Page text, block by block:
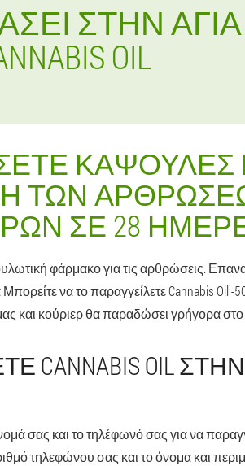
ΣΤΗΝ
OIL
ΚΆΨΟΥΛΕΣ
ΤΩΝ
ΣΕ 28
φάρμακο για τις αρθρώσεις.
να το παραγγείλετε Cannabis Oil -
και κούριερ θα παραδώσει γρήγορα στο
CANNABIS OIL
σας και το τηλέφωνό σας για να
τηλεφώνου σας και το όνομα και